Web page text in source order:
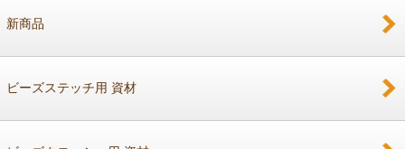
新商品
ビーズステッチ用 資材